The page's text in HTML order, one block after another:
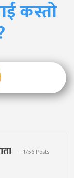
कस्तो
1756 Posts